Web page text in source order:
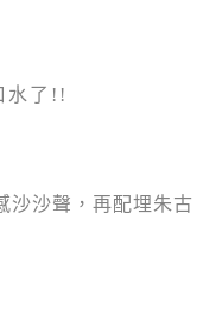
水了!!
沙沙聲，再配埋朱古